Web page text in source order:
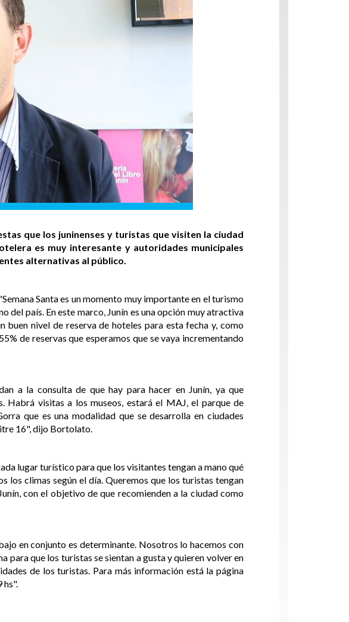
que los juninenses y turistas que visiten la ciudad
es muy interesante y autoridades municipales
alternativas al público.
Santa es un momento muy importante en el turismo
del país. En este marco, Junín es una opción muy atractiva
nivel de reserva de hoteles para esta fecha y, como
de reservas que esperamos que se vaya incrementando
a la consulta de que hay para hacer en Junín, ya que
Habrá visitas a los museos, estará el MAJ, el parque de
que es una modalidad que se desarrolla en ciudades
16", dijo Bortolato.
lugar turístico para que los visitantes tengan a mano qué
los climas según el día. Queremos que los turistas tengan
con el objetivo de que recomienden a la ciudad como
en conjunto es determinante. Nosotros lo hacemos con
para que los turistas se sientan a gusta y quieren volver en
de los turistas. Para más información está la página
hs".